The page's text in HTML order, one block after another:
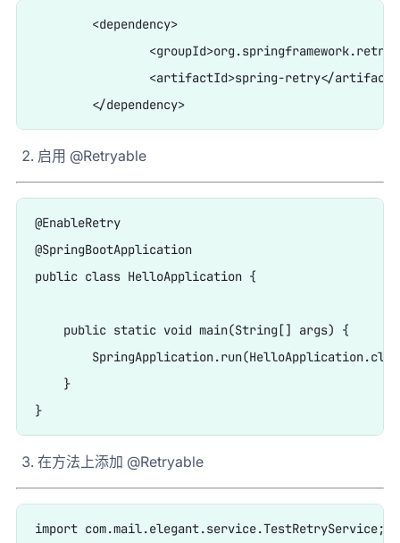
启用 @Retryable
@EnableRetry
@SpringBootApplication
public class HelloApplication {
    public static void main(String[] args) {
    }
在方法上添加 @Retryable
import com.mail.elegant.service.TestRetryService;